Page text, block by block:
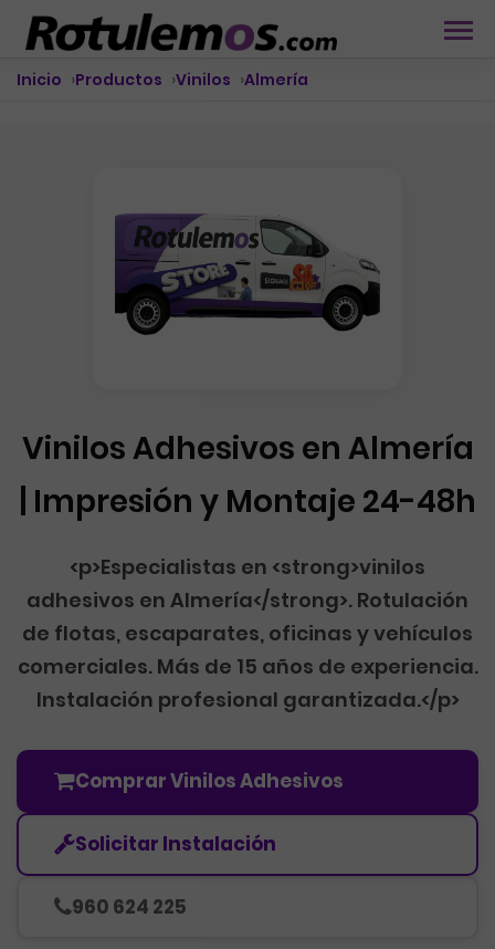
Inicio Productos Vinilos Almería
Vinilos Adhesivos en Almería
| Impresión y Montaje 24-48h
<p>Especialistas en <strong>vinilos
adhesivos en Almería</strong>. Rotulación
de flotas, escaparates, oficinas y vehículos
comerciales. Más de 15 años de experiencia.
Instalación profesional garantizada.</p>
Comprar Vinilos Adhesivos
Solicitar Instalación
960 624 225